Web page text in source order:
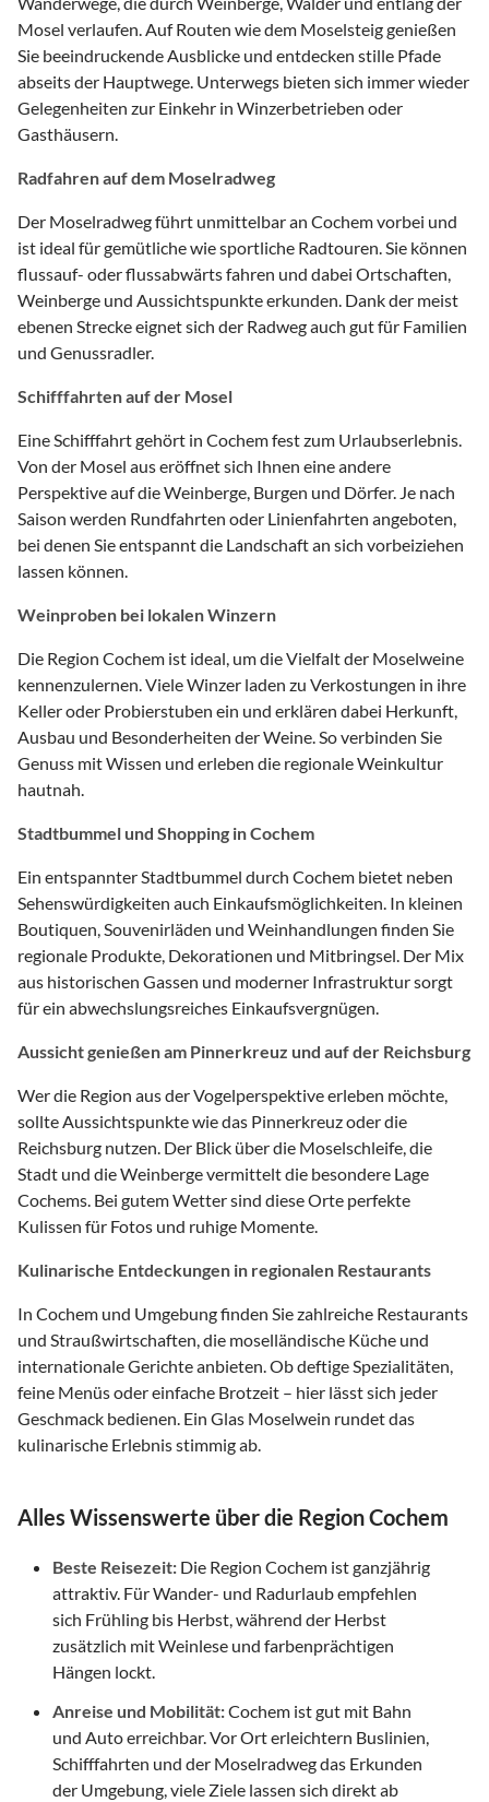
Mosel verlaufen. Auf Routen wie dem Moselsteig genießen
Sie beeindruckende Ausblicke und entdecken stille Pfade
abseits der Hauptwege. Unterwegs bieten sich immer wieder
Gelegenheiten zur Einkehr in Winzerbetrieben oder
Gasthäusern.
Radfahren auf dem Moselradweg
Der Moselradweg führt unmittelbar an Cochem vorbei und
ist ideal für gemütliche wie sportliche Radtouren. Sie können
flussauf- oder flussabwärts fahren und dabei Ortschaften,
Weinberge und Aussichtspunkte erkunden. Dank der meist
ebenen Strecke eignet sich der Radweg auch gut für Familien
und Genussradler.
Schifffahrten auf der Mosel
Eine Schifffahrt gehört in Cochem fest zum Urlaubserlebnis.
Von der Mosel aus eröffnet sich Ihnen eine andere
Perspektive auf die Weinberge, Burgen und Dörfer. Je nach
Saison werden Rundfahrten oder Linienfahrten angeboten,
bei denen Sie entspannt die Landschaft an sich vorbeiziehen
lassen können.
Weinproben bei lokalen Winzern
Die Region Cochem ist ideal, um die Vielfalt der Moselweine
kennenzulernen. Viele Winzer laden zu Verkostungen in ihre
Keller oder Probierstuben ein und erklären dabei Herkunft,
Ausbau und Besonderheiten der Weine. So verbinden Sie
Genuss mit Wissen und erleben die regionale Weinkultur
hautnah.
Stadtbummel und Shopping in Cochem
Ein entspannter Stadtbummel durch Cochem bietet neben
Sehenswürdigkeiten auch Einkaufsmöglichkeiten. In kleinen
Boutiquen, Souvenirläden und Weinhandlungen finden Sie
regionale Produkte, Dekorationen und Mitbringsel. Der Mix
aus historischen Gassen und moderner Infrastruktur sorgt
für ein abwechslungsreiches Einkaufsvergnügen.
Aussicht genießen am Pinnerkreuz und auf der Reichsburg
Wer die Region aus der Vogelperspektive erleben möchte,
sollte Aussichtspunkte wie das Pinnerkreuz oder die
Reichsburg nutzen. Der Blick über die Moselschleife, die
Stadt und die Weinberge vermittelt die besondere Lage
Cochems. Bei gutem Wetter sind diese Orte perfekte
Kulissen für Fotos und ruhige Momente.
Kulinarische Entdeckungen in regionalen Restaurants
In Cochem und Umgebung finden Sie zahlreiche Restaurants
und Straußwirtschaften, die moselländische Küche und
internationale Gerichte anbieten. Ob deftige Spezialitäten,
feine Menüs oder einfache Brotzeit – hier lässt sich jeder
Geschmack bedienen. Ein Glas Moselwein rundet das
kulinarische Erlebnis stimmig ab.
Alles Wissenswerte über die Region Cochem
Beste Reisezeit: Die Region Cochem ist ganzjährig
attraktiv. Für Wander- und Radurlaub empfehlen
sich Frühling bis Herbst, während der Herbst
zusätzlich mit Weinlese und farbenprächtigen
Hängen lockt.
Anreise und Mobilität:Cochem ist gut mit Bahn
und Auto erreichbar. Vor Ort erleichtern Buslinien,
Schifffahrten und der Moselradweg das Erkunden
der Umgebung, viele Ziele lassen sich direkt ab